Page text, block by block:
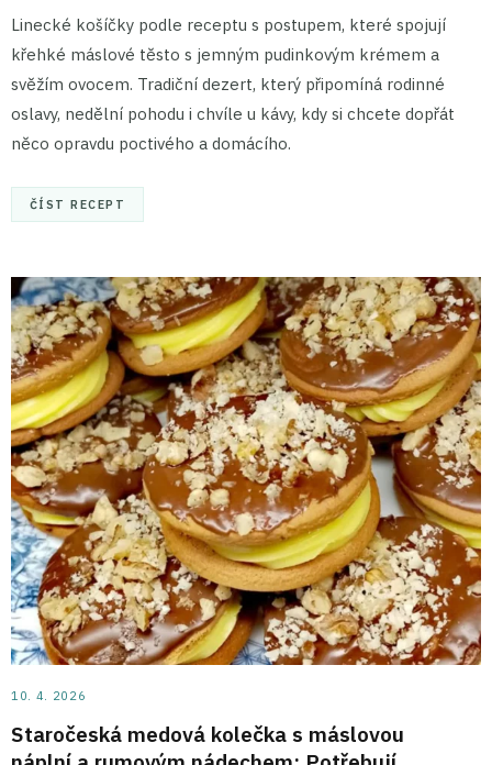
Linecké košíčky podle receptu s postupem, které spojují
křehké máslové těsto s jemným pudinkovým krémem a
svěžím ovocem. Tradiční dezert, který připomíná rodinné
oslavy, nedělní pohodu i chvíle u kávy, kdy si chcete dopřát
něco opravdu poctivého a domácího.
ČÍST RECEPT
10. 4. 2026
Staročeská medová kolečka s máslovou